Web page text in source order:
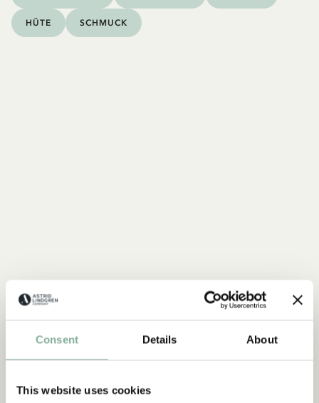
Consent Details About
This website uses cookies
HÜTE SCHMUCK
Alle Madita Produkte